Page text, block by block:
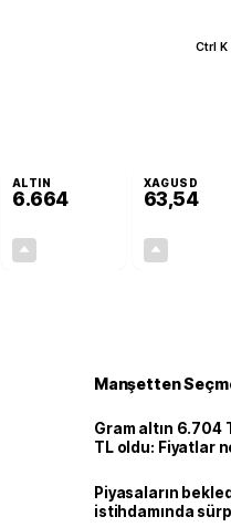
Ctrl K
ALTIN
6.664
XAGUSD
63,54
Manşetten
Gram altın 6.704
TL oldu: Fiyatlar
Piyasaların
istihdamında